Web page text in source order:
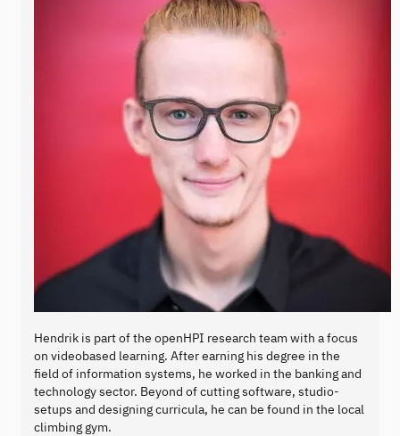
Hendrik is part of the openHPI research team with a focus
on videobased learning. After earning his degree in the
field of information systems, he worked in the banking and
technology sector. Beyond of cutting software, studio-
setups and designing curricula, he can be found in the local
climbing gym.